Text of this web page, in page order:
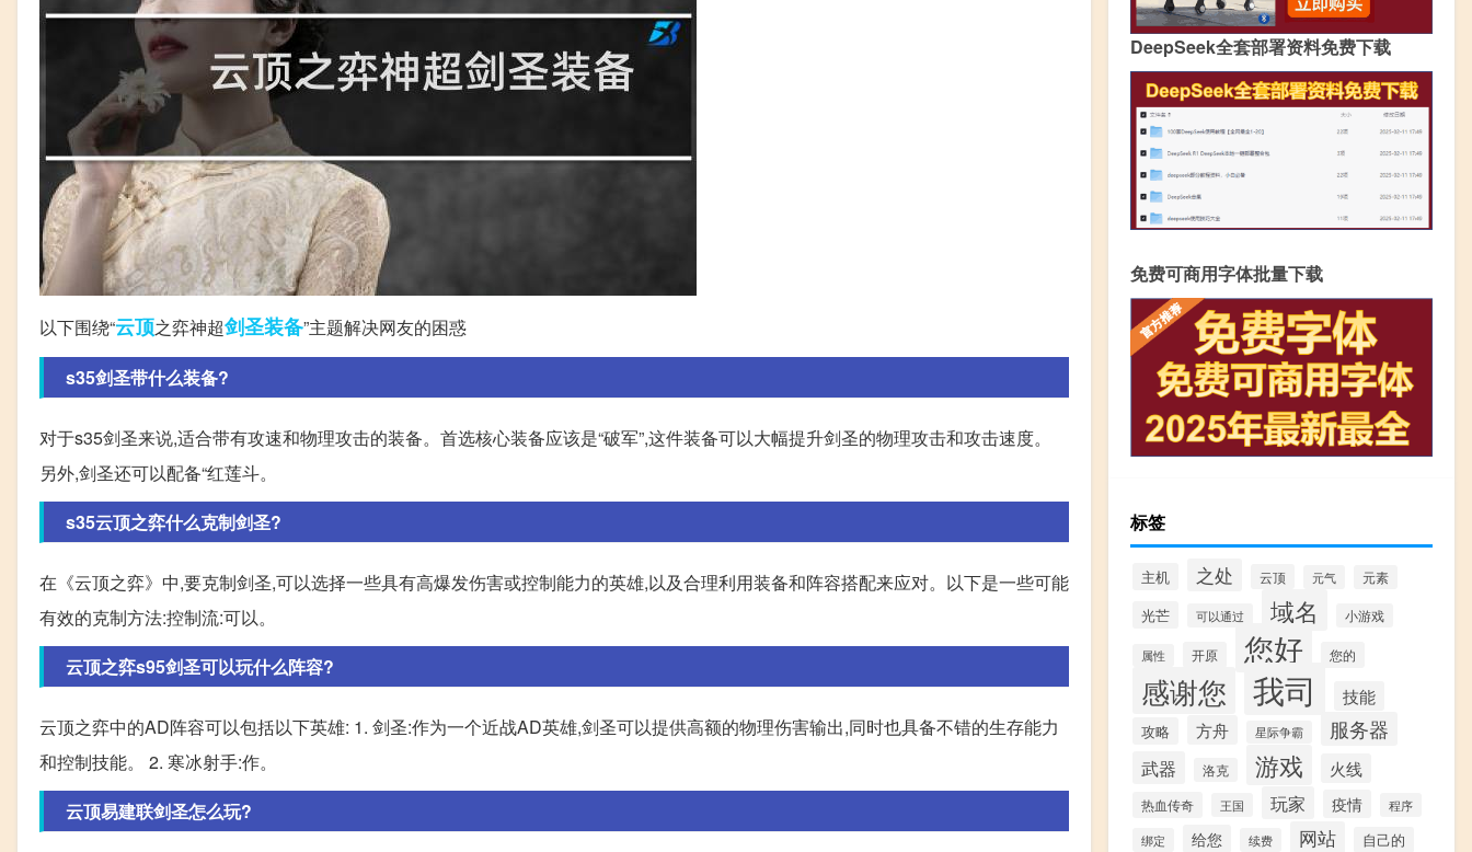
以下围绕“云顶之弈神超剑圣装备”主题解决网友的困惑
s35剑圣带什么装备?
对于s35剑圣来说,适合带有攻速和物理攻击的装备。首选核心装备应该是“破军”,这件装备可以大幅提升剑圣的物理攻击和攻击速度。
另外,剑圣还可以配备“红莲斗。
s35云顶之弈什么克制剑圣?
在《云顶之弈》中,要克制剑圣,可以选择一些具有高爆发伤害或控制能力的英雄,以及合理利用装备和阵容搭配来应对。以下是一些可能
有效的克制方法:控制流:可以。
云顶之弈s95剑圣可以玩什么阵容?
云顶之弈中的AD阵容可以包括以下英雄: 1. 剑圣:作为一个近战AD英雄,剑圣可以提供高额的物理伤害输出,同时也具备不错的生存能力
和控制技能。 2. 寒冰射手:作。
云顶易建联剑圣怎么玩?
DeepSeek全套部署资料免费下载
免费可商用字体批量下载
标签
主机 之处 云顶 元气 元素
光芒 可以通过 域名 小游戏
属性 开原 您好 您的
感谢您 我司 技能
攻略 方舟 星际争霸 服务器
武器 洛克 游戏 火线
热血传奇 王国 玩家 疫情
程序
绑定
给您 续费 网站 自己的